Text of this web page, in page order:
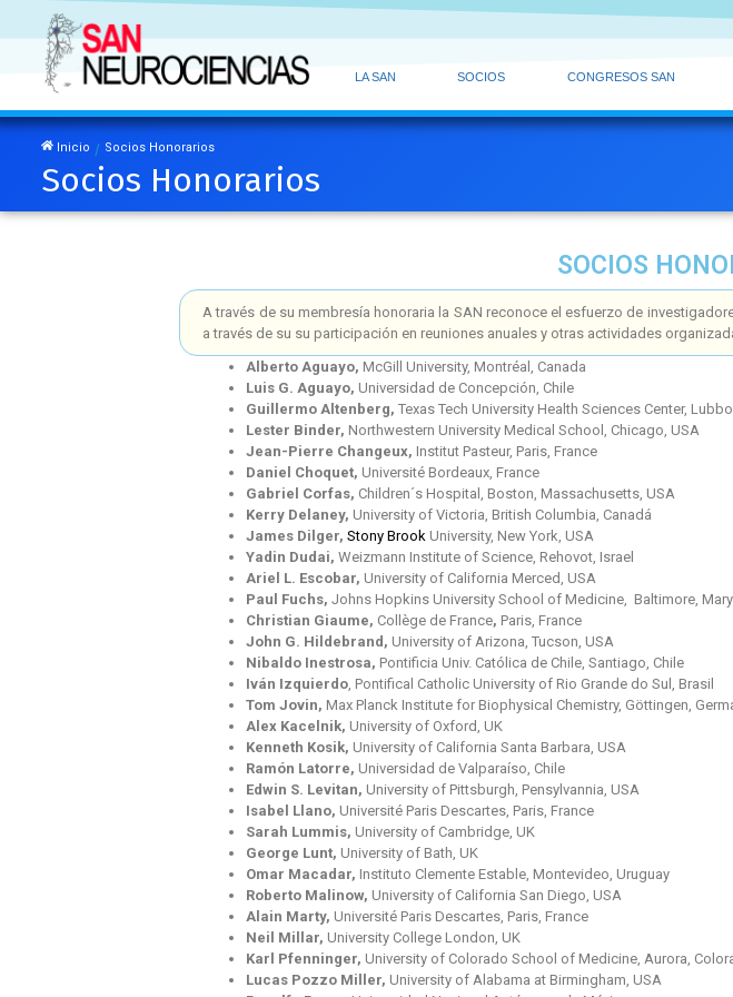
LA SAN SOCIOS CONGRESOS SAN
Inicio / Socios Honorarios
Socios Honorarios
SOCIOS
A través de su membresía honoraria la SAN reconoce el esfuerzo de
a través de su su participación en reuniones anuales y otras actividades
Alberto Aguayo, McGill University, Montréal, Canada
Luis G. Aguayo, Universidad de Concepción, Chile
Guillermo Altenberg,Texas Tech University Health Sciences Center,
Lester Binder, Northwestern University Medical School, Chicago, USA
Jean-Pierre Changeux, Institut Pasteur, Paris, France
Daniel Choquet, Université Bordeaux, France
Gabriel Corfas, Children´s Hospital, Boston, Massachusetts, USA
Kerry Delaney, University of Victoria, British Columbia, Canadá
James Dilger,Stony Brook University, New York, USA
Yadin Dudai,Weizmann Institute of Science, Rehovot, Israel
Ariel L. Escobar, University of California Merced, USA
Paul Fuchs, Johns Hopkins University School of Medicine, Baltimore,
Christian Giaume, Collège de France, Paris, France
John G. Hildebrand, University of Arizona, Tucson, USA
Nibaldo Inestrosa, Pontificia Univ. Católica de Chile, Santiago, Chile
Iván Izquierdo, Pontifical Catholic University of Rio Grande do Sul, Brasil
Tom Jovin, Max Planck Institute for Biophysical Chemistry, Göttingen,
Alex Kacelnik, University of Oxford, UK
Kenneth Kosik, University of California Santa Barbara, USA
Ramón Latorre, Universidad de Valparaíso, Chile
Edwin S. Levitan, University of Pittsburgh, Pensylvannia, USA
Isabel Llano, Université Paris Descartes, Paris, France
Sarah Lummis, University of Cambridge, UK
George Lunt, University of Bath, UK
Omar Macadar, Instituto Clemente Estable, Montevideo, Uruguay
Roberto Malinow, University of California San Diego, USA
Alain Marty, Université Paris Descartes, Paris, France
Neil Millar, University College London, UK
Karl Pfenninger, University of Colorado School of Medicine, Aurora,
Lucas Pozzo Miller, University of Alabama at Birmingham, USA